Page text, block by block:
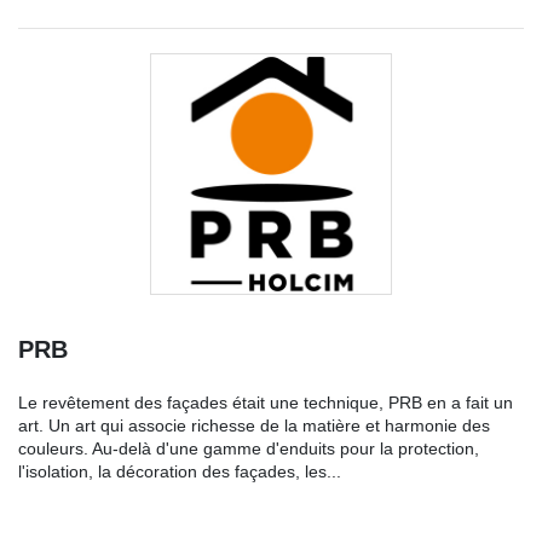
PRB
Le revêtement des façades était une technique, PRB en a fait un
art. Un art qui associe richesse de la matière et harmonie des
couleurs. Au-delà d'une gamme d'enduits pour la protection,
l'isolation, la décoration des façades, les...